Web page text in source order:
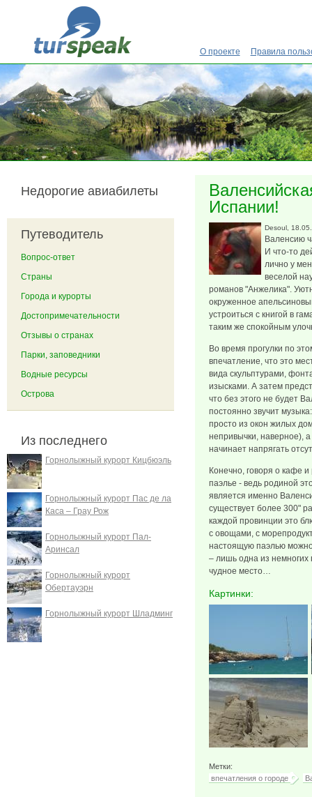
Перейти к основному содержанию
О проекте Правила
Испании!
Desoul ,
Валенсию
И что-то
лично у
веселой
романов "Анжелика".
окруженное
устроиться с книгой в
таким же спокойным
Во время прогулки по
впечатление, что это
вида скульптурами,
изысками. А затем
что без этого не будет
постоянно звучит
просто из окон жилых
непривычки, наверное),
начинает напрягать
Конечно, говоря о кафе
паэлье - ведь родиной
является именно
существует более 300"
каждой провинции это
с овощами, с
настоящую паэлью
– лишь одна из немногих
чудное место…
Картинки:
Метки:
впечатления о городе
Недорогие авиабилеты
Путеводитель
Вопрос-ответ
Страны
Города и курорты
Достопримечательности
Отзывы о странах
Парки, заповедники
Водные ресурсы
Острова
Из последнего
Горнолыжный курорт Кицбюэль
Горнолыжный курорт Пас де ла
Каса – Грау Рож
Горнолыжный курорт Пал-
Аринсал
Горнолыжный курорт
Обертауэрн
Горнолыжный курорт Шладминг